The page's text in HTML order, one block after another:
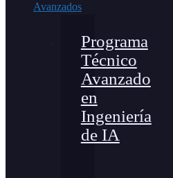
Avanzados
Programa
Técnico
Avanzado
en
Ingeniería
de IA